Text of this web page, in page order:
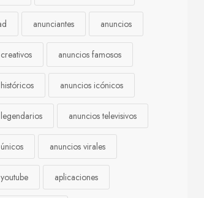
anunciantes anuncios
anuncios famosos
anuncios icónicos
anuncios televisivos
anuncios virales
aplicaciones